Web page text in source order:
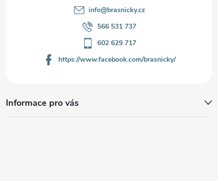
info@brasnicky.cz
566 531 737
602 629 717
https://www.facebook.com/brasnicky/
Informace pro vás